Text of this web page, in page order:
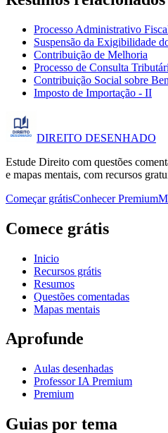
Processo Administrativo
Suspensão da Exigibilidade
Contribuição de Melhoria
Processo de Consulta
Contribuição Social sobre
Imposto de Importação - II
DIREITO DESENHADO
Estude Direito com questões
e mapas mentais, com recursos
Começar grátisConhecer Premium
Comece grátis
Inicio
Recursos grátis
Resumos
Questões comentadas
Mapas mentais
Aprofunde
Aulas desenhadas
Professor IA Premium
Premium
Guias por tema